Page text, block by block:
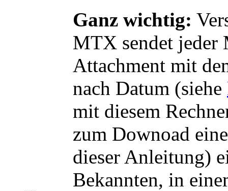
Ganz wichtig:
MTX sendet jeder
Attachment mit
nach Datum (siehe
mit diesem
zum Downoad
dieser Anleitung)
Bekannten, in